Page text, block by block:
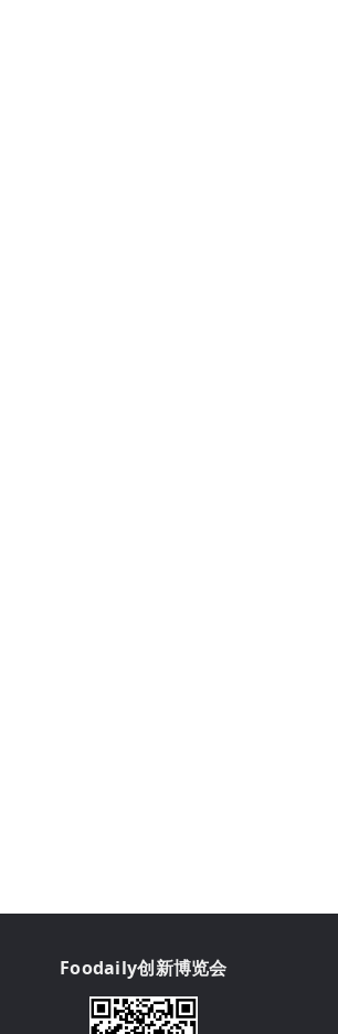
Foodaily创新博览会